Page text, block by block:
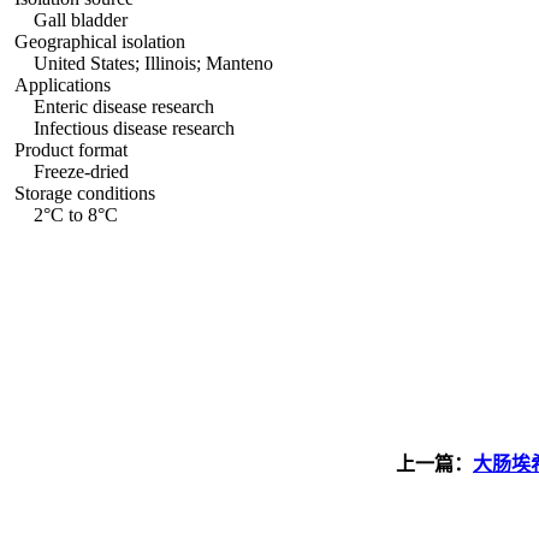
Gall bladder
Geographical isolation
United States; Illinois; Manteno
Applications
Enteric disease research
Infectious disease research
Product format
Freeze-dried
Storage conditions
2°C to 8°C
上一篇： 大肠埃